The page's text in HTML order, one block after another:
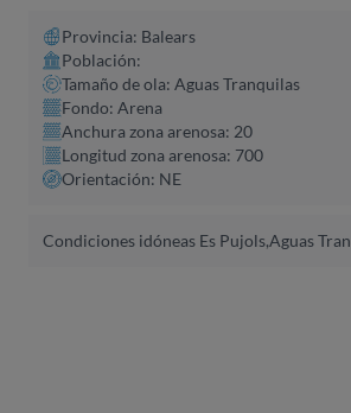
Provincia: Balears
Población:
Tamaño de ola: Aguas Tranquilas
Fondo: Arena
Anchura zona arenosa: 20
Longitud zona arenosa: 700
Orientación: NE
Condiciones idóneas Es Pujols,Aguas